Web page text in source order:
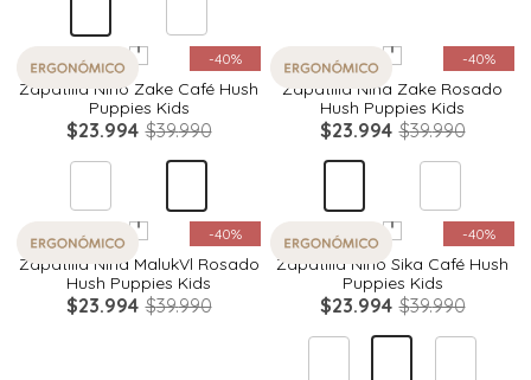
-40%
Quickview
Zapatilla Niño Zake Café Hush
Puppies Kids
$23.994 $39.990
-40%
Quickview
Zapatilla Niña Zake Rosado
Hush Puppies Kids
$23.994 $39.990
-40%
Quickview
Zapatilla Niña MalukVl Rosado
Hush Puppies Kids
$23.994 $39.990
-40%
Quickview
Zapatilla Niño Sika Café Hush
Puppies Kids
$23.994 $39.990